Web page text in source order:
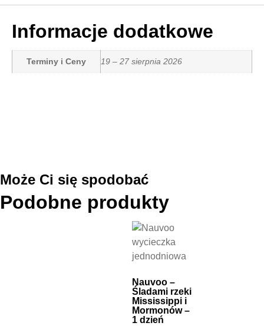
Informacje dodatkowe
Terminy i Ceny 19 – 27 sierpnia 2026
Może Ci się spodobać
Podobne produkty
Nauvoo –
Śladami rzeki
Mississippi i
Mormonów –
1 dzień